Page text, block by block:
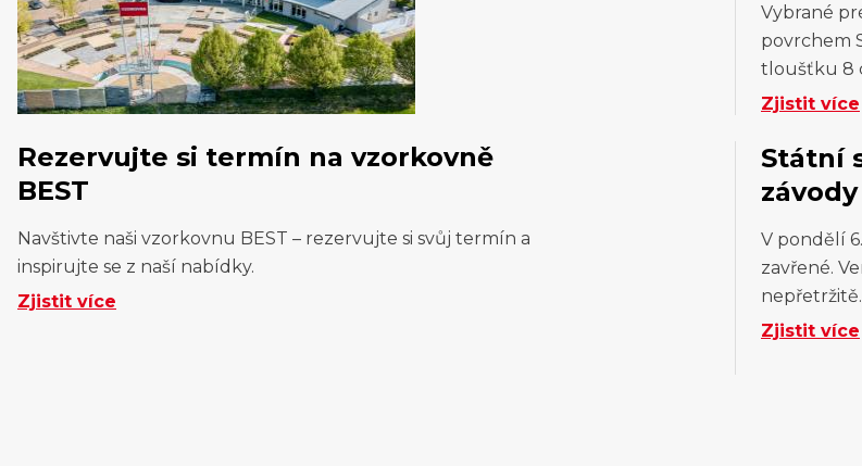
Rezervujte si termín na vzorkovně
BEST
Navštivte naši vzorkovnu BEST – rezervujte si svůj termín a
inspirujte se z naší nabídky.
Zjistit více
Vybrané
povrchem
tloušťku 8
Zjistit více
Státní
V pondělí
zavřené.
nepřetržitě.
Zjistit více